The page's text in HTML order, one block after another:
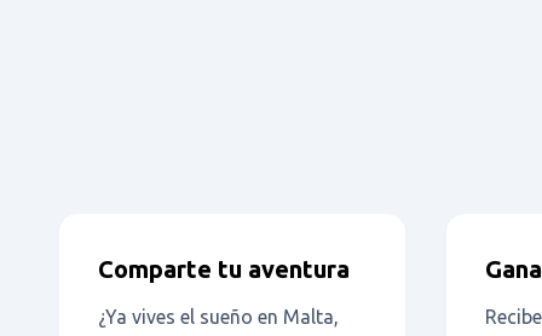
Comparte tu aventura
¿Ya vives el sueño en Malta,